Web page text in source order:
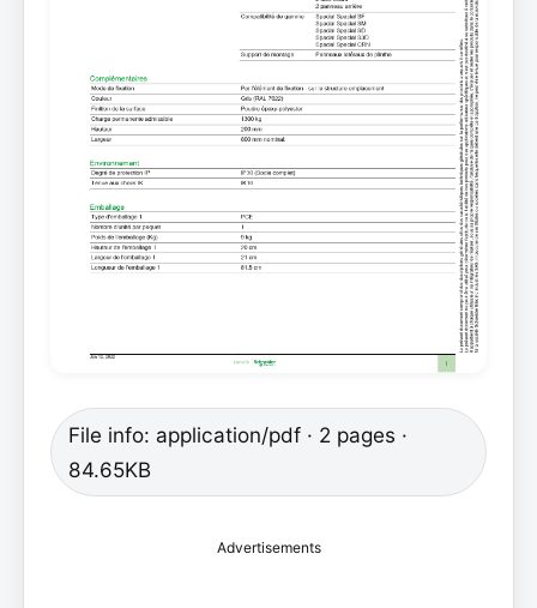
File info: application/pdf · 2 pages ·
84.65KB
Advertisements